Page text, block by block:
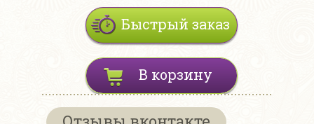
Быстрый заказ
В корзину